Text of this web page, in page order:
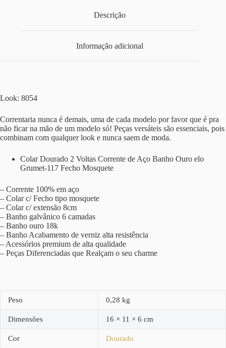
Descrição
Informação adicional
Look: 8054
Correntaria nunca é demais, uma de cada modelo por favor que é pra
não ficar na mão de um modelo só! Peças versáteis são essenciais, pois
combinam com qualquer look e nunca saem de moda.
Colar Dourado 2 Voltas Corrente de Aço Banho Ouro elo
Grumet-117 Fecho Mosquete
– Corrente 100% em aço
– Colar c/ Fecho tipo mosquete
– Colar c/ extensão 8cm
– Banho galvânico 6 camadas
– Banho ouro 18k
– Banho Acabamento de verniz alta resistência
– Acessórios premium de alta qualidade
– Peças Diferenciadas que Realçam o seu charme
Peso 0,28 kg
Dimensões 16 × 11 × 6 cm
Cor Dourado